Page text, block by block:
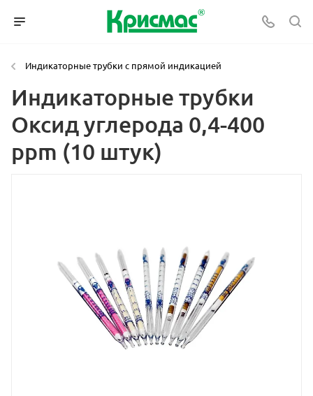
Индикаторные трубки с прямой индикацией
Индикаторные трубки
Оксид углерода 0,4-400
ppm (10 штук)